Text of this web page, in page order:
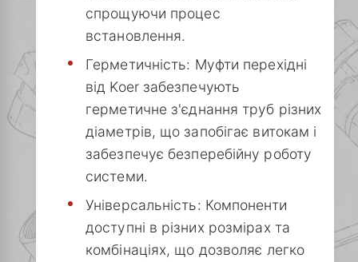
спрощуючи процес
встановлення.
Герметичність: Муфти перехідні
від Koer забезпечують
герметичне з'єднання труб різних
діаметрів, що запобігає витокам і
забезпечує безперебійну роботу
системи.
Універсальність: Компоненти
доступні в різних розмірах та
комбінаціях, що дозволяє легко